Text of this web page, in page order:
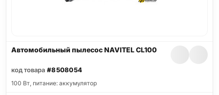
Автомобильный пылесос NAVITEL CL100
код товара #8508054
100 Вт, питание: аккумулятор